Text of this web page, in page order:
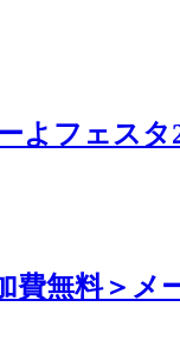
よフェスタ
費無料＞